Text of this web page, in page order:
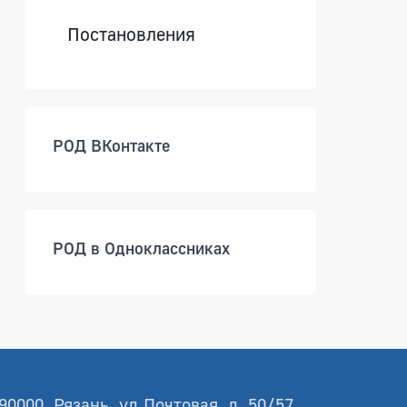
Постановления
РОД ВКонтакте
РОД в Одноклассниках